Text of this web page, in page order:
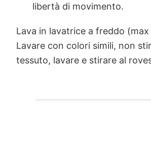
libertà di movimento.
Lava in lavatrice a freddo (max
Lavare con colori simili, non
tessuto, lavare e stirare al